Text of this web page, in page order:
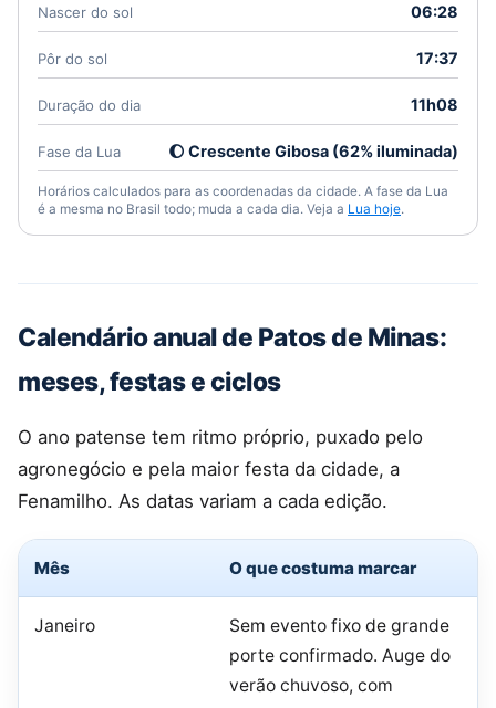
Nascer do sol 06:28
Pôr do sol 17:37
Duração do dia 11h08
Fase da Lua 🌔 Crescente Gibosa (62% iluminada)
Horários calculados para as coordenadas da cidade. A fase da Lua
é a mesma no Brasil todo; muda a cada dia. Veja a Lua hoje.
Calendário anual de Patos de Minas:
meses, festas e ciclos
O ano patense tem ritmo próprio, puxado pelo
agronegócio e pela maior festa da cidade, a
Fenamilho. As datas variam a cada edição.
Mês O que costuma marcar
Janeiro
Sem evento fixo de grande
porte confirmado. Auge do
verão chuvoso, com